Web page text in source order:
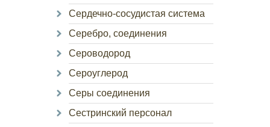
Сердечно-сосудистая система
Серебро, соединения
Сероводород
Сероуглерод
Серы соединения
Сестринский персонал